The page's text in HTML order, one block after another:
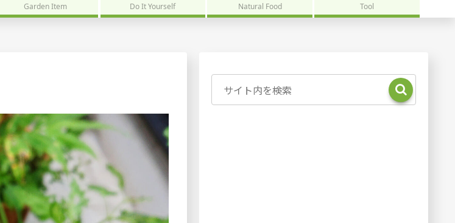
Garden Item Do It Yourself Natural Food Tool